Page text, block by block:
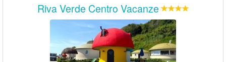
Riva Verde Centro Vacanze